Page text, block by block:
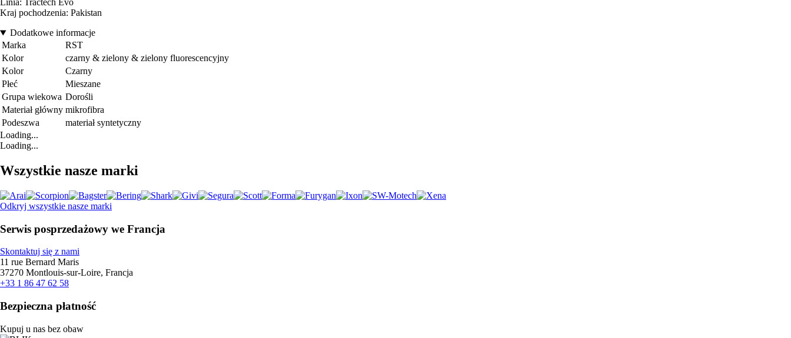
Linia: Tractech Evo
Kraj pochodzenia: Pakistan
Dodatkowe informacje
Marka
RST
Kolor
czarny & zielony & zielony fluorescencyjny
Kolor
Czarny
Płeć
Mieszane
Grupa wiekowa Dorośli
Materiał główny mikrofibra
Podeszwa
materiał syntetyczny
Loading...
Loading...
Wszystkie nasze marki
Odkryj wszystkie nasze marki
Serwis posprzedażowy we Francja
Skontaktuj się z nami
11 rue Bernard Maris
37270 Montlouis-sur-Loire, Francja
+33 1 86 47 62 58
Bezpieczna płatność
Kupuj u nas bez obaw